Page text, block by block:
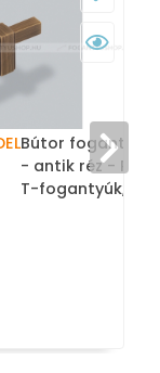
Bútor fogantyú -
- antik réz - Réz
T-fogantyúk, T-